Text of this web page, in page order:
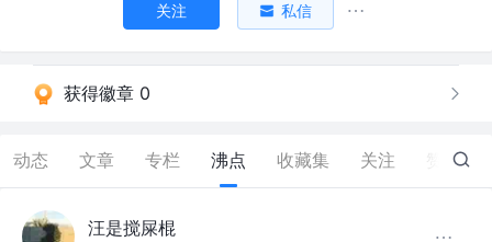
关注 私信
获得徽章 0
动态 文章 专栏 沸点 收藏集 关注 685
汪是搅屎棍